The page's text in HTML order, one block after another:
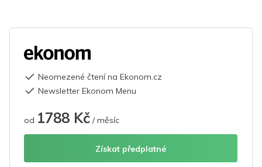
Neomezené čtení na Ekonom.cz
Newsletter Ekonom Menu
od 1788 Kč / měsíc
Získat předplatné